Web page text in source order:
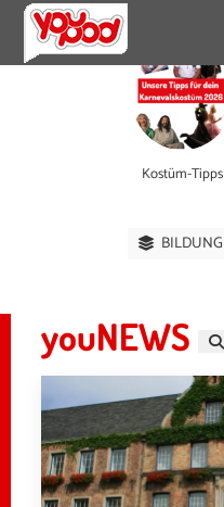
Kostüm-Tipps
BILDUNG
youNEWS